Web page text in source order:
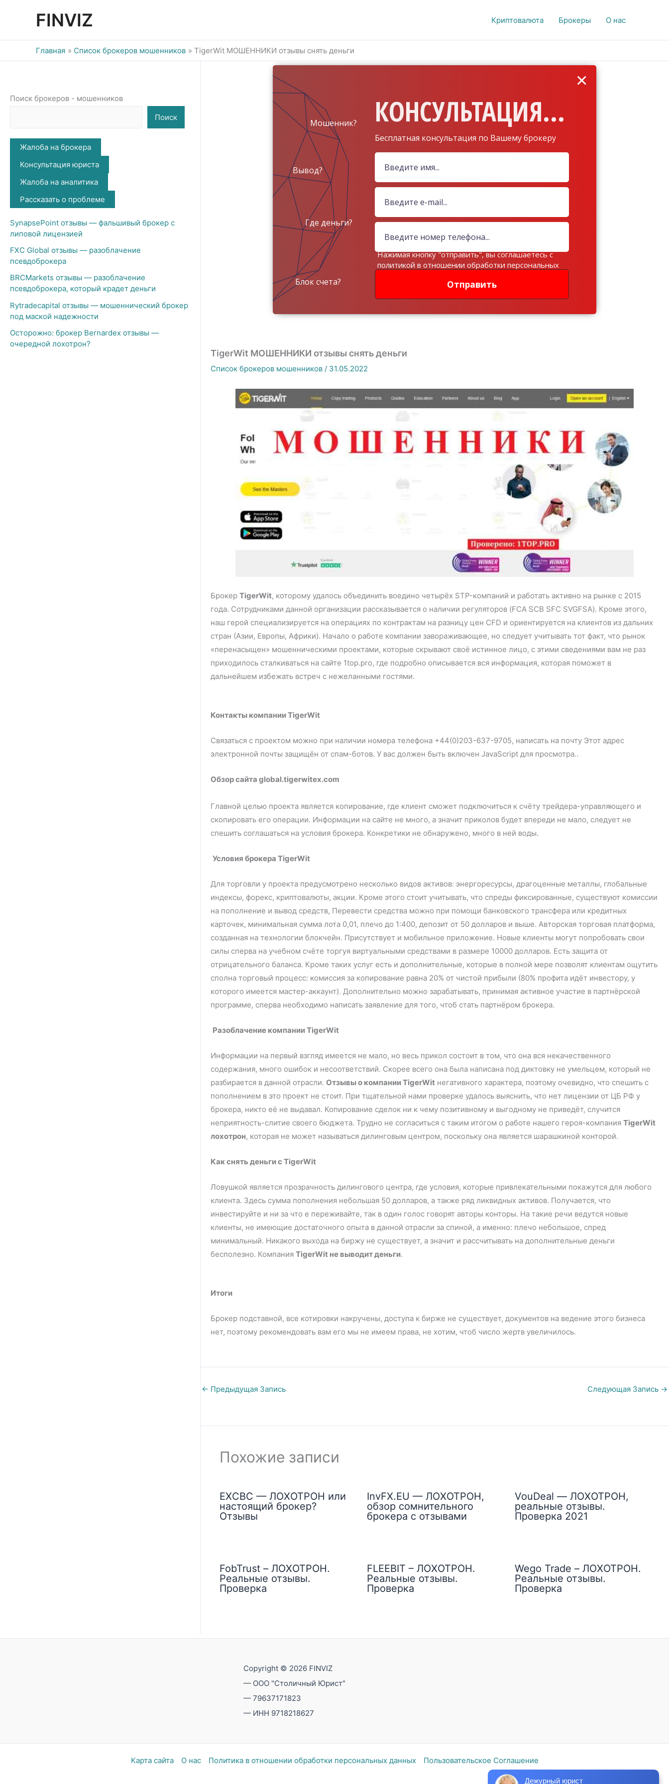
FINVIZ Криптовалюта Брокеры О нас
Главная Список брокеров мошенников TigerWit МОШЕННИКИ отзывы снять деньги
Поиск брокеров - мошенников
Поиск
Жалоба на брокера
Консультация юриста
Жалоба на аналитика
Рассказать о проблеме
SynapsePoint отзывы — фальшивый брокер с
липовой лицензией
FXC Global отзывы — разоблачение
псевдоброкера
BRCMarkets отзывы — разоблачение
псевдоброкера, который крадет деньги
Rytradecapital отзывы — мошеннический брокер
под маской надежности
Осторожно: брокер Bernardex отзывы —
очередной лохотрон?
КОНСУЛЬТАЦИЯ...
Бесплатная консультация по Вашему брокеру
Мошенник?
Вывод?
Где деньги?
Блок счета? Отправить
×
Нажимая кнопку "отправить", вы соглашаетесь с
политикой в отношении обработки персональных
TigerWit МОШЕННИКИ отзывы снять деньги
Список брокеров мошенников / 31.05.2022
БрокерTigerWit, которому удалось объединить воедино четырёх STP-компаний и работать активно на рынке с 2015
года. Сотрудниками данной организации рассказывается о наличии регуляторов (FCA SCB SFC SVGFSA). Кроме этого,
наш герой специализируется на операциях по контрактам на разницу цен CFD и ориентируется на клиентов из дальних
стран (Азии, Европы, Африки). Начало о работе компании завораживающее, но следует учитывать тот факт, что рынок
«перенасыщен» мошенническими проектами, которые скрывают своё истинное лицо, с этими сведениями вам не раз
приходилось сталкиваться на сайте 1top.pro, где подробно описывается вся информация, которая поможет в
дальнейшем избежать встреч с нежеланными гостями.
Контакты компании TigerWit
Связаться с проектом можно при наличии номера телефона +44(0)203-637-9705, написать на почту Этот адрес
электронной почты защищён от спам-ботов. У вас должен быть включен JavaScript для просмотра..
Обзор сайта global.tigerwitex.com
Главной целью проекта является копирование, где клиент сможет подключиться к счёту трейдера-управляющего и
скопировать его операции. Информации на сайте не много, а значит приколов будет впереди не мало, следует не
спешить соглашаться на условия брокера. Конкретики не обнаружено, много в ней воды.
Условия брокера TigerWit
Для торговли у проекта предусмотрено несколько видов активов: энергоресурсы, драгоценные металлы, глобальные
индексы, форекс, криптовалюты, акции. Кроме этого стоит учитывать, что спреды фиксированные, существуют комиссии
на пополнение и вывод средств, Перевести средства можно при помощи банковского трансфера или кредитных
карточек, минимальная сумма лота 0,01, плечо до 1:400, депозит от 50 долларов и выше. Авторская торговая платформа,
созданная на технологии блокчейн. Присутствует и мобильное приложение. Новые клиенты могут попробовать свои
силы сперва на учебном счёте торгуя виртуальными средствами в размере 10000 долларов. Есть защита от
отрицательного баланса. Кроме таких услуг есть и дополнительные, которые в полной мере позволят клиентам ощутить
сполна торговый процесс: комиссия за копирование равна 20% от чистой прибыли (80% профита идёт инвестору, у
которого имеется мастер-аккаунт). Дополнительно можно зарабатывать, принимая активное участие в партнёрской
программе, сперва необходимо написать заявление для того, чтоб стать партнёром брокера.
Разоблачение компании TigerWit
Информации на первый взгляд имеется не мало, но весь прикол состоит в том, что она вся некачественного
содержания, много ошибок и несоответствий. Скорее всего она была написана под диктовку не умельцем, который не
разбирается в данной отрасли.Отзывы о компании TigerWit негативного характера, поэтому очевидно, что спешить с
пополнением в это проект не стоит. При тщательной нами проверке удалось выяснить, что нет лицензии от ЦБ РФ у
брокера, никто её не выдавал. Копирование сделок ни к чему позитивному и выгодному не приведёт, случится
неприятность-слитие своего бюджета. Трудно не согласиться с таким итогом о работе нашего героя-компанияTigerWit
лохотрон, которая не может называться дилинговым центром, поскольку она является шарашкиной конторой.
Как снять деньги с TigerWit
Ловушкой является прозрачность дилингового центра, где условия, которые привлекательными покажутся для любого
клиента. Здесь сумма пополнения небольшая 50 долларов, а также ряд ликвидных активов. Получается, что
инвестируйте и ни за что е переживайте, так в один голос говорят авторы конторы. На такие речи ведутся новые
клиенты, не имеющие достаточного опыта в данной отрасли за спиной, а именно: плечо небольшое, спред
минимальный. Никакого выхода на биржу не существует, а значит и рассчитывать на дополнительные деньги
бесполезно. КомпанияTigerWit не выводит деньги.
Итоги
Брокер подставной, все котировки накручены, доступа к бирже не существует, документов на ведение этого бизнеса
нет, поэтому рекомендовать вам его мы не имеем права, не хотим, чтоб число жертв увеличилось.
← Предыдущая Запись Следующая Запись →
Похожие записи
EXCBC — ЛОХОТРОН или
настоящий брокер?
Отзывы
InvFX.EU — ЛОХОТРОН,
обзор сомнительного
брокера с отзывами
VouDeal — ЛОХОТРОН,
реальные отзывы.
Проверка 2021
FobTrust – ЛОХОТРОН.
Реальные отзывы.
Проверка
FLEEBIT – ЛОХОТРОН.
Реальные отзывы.
Проверка
Wego Trade – ЛОХОТРОН.
Реальные отзывы.
Проверка
Copyright © 2026 FINVIZ
— ООО "Столичный Юрист"
— 79637171823
— ИНН 9718218627
Карта сайта О нас Политика в отношении обработки персональных данных Пользовательское Соглашение
Дежурный юрист